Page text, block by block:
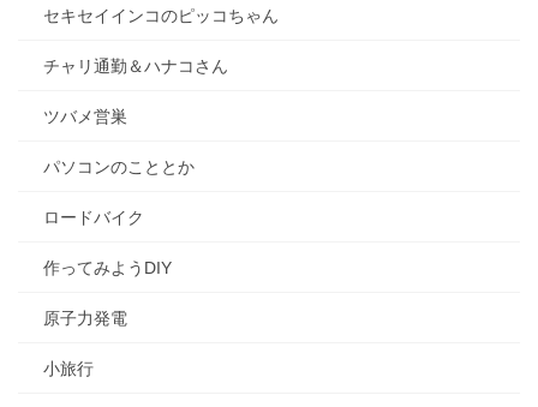
セキセイインコのピッコちゃん
チャリ通勤＆ハナコさん
ツバメ営巣
パソコンのこととか
ロードバイク
作ってみようDIY
原子力発電
小旅行